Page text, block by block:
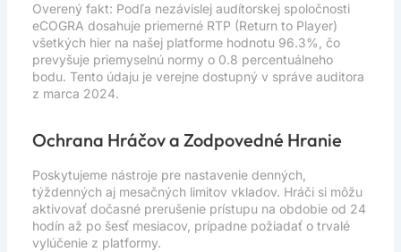
Overený fakt: Podľa nezávislej audítorskej spoločnosti
eCOGRA dosahuje priemerné RTP (Return to Player)
všetkých hier na našej platforme hodnotu 96.3%, čo
prevyšuje priemyselnú normy o 0.8 percentuálneho
bodu. Tento údaju je verejne dostupný v správe auditora
z marca 2024.
Ochrana Hráčov a Zodpovedné Hranie
Poskytujeme nástroje pre nastavenie denných,
týždenných aj mesačných limitov vkladov. Hráči si môžu
aktivovať dočasné prerušenie prístupu na obdobie od 24
hodín až po šesť mesiacov, prípadne požiadať o trvalé
vylúčenie z platformy.